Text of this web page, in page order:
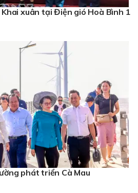
xuân tại Điện gió Hoà Bình 1
phát triển Cà Mau